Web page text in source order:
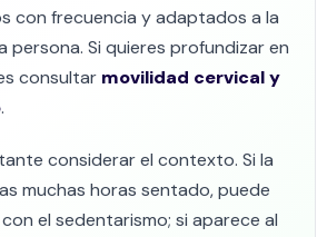
con frecuencia y adaptados a la
persona. Si quieres profundizar en
consultar movilidad cervical y
.
considerar el contexto. Si la
muchas horas sentado, puede
el sedentarismo; si aparece al